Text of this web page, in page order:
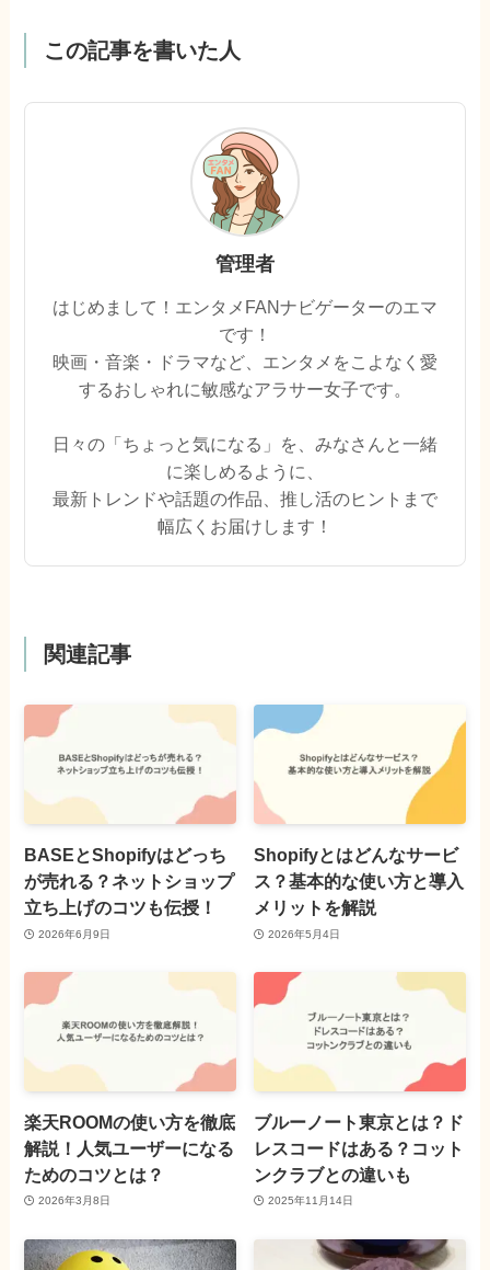
この記事を書いた人
管理者
はじめまして！エンタメFANナビゲーターのエマ
です！
映画・音楽・ドラマなど、エンタメをこよなく愛
するおしゃれに敏感なアラサー女子です。
日々の「ちょっと気になる」を、みなさんと一緒
に楽しめるように、
最新トレンドや話題の作品、推し活のヒントまで
幅広くお届けします！
関連記事
BASEとShopifyはどっち
が売れる？ネットショップ
立ち上げのコツも伝授！
2026年6月9日
Shopifyとはどんなサービ
ス？基本的な使い方と導入
メリットを解説
2026年5月4日
楽天ROOMの使い方を徹底
解説！人気ユーザーになる
ためのコツとは？
2026年3月8日
ブルーノート東京とは？ド
レスコードはある？コット
ンクラブとの違いも
2025年11月14日